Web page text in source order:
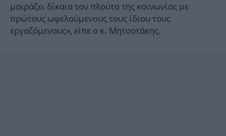
μοιράζει δίκαια τον πλούτο της κοινωνίας με
πρώτους ωφελούμενους τους ίδιου τους
εργαζόμενους», είπε ο κ. Μητσοτάκης.